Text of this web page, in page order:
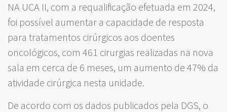
NA UCA II, com a requalificação efetuada em 2024,
foi possível aumentar a capacidade de resposta
para tratamentos cirúrgicos aos doentes
oncológicos, com 461 cirurgias realizadas na nova
sala em cerca de 6 meses, um aumento de 47% da
atividade cirúrgica nesta unidade.
De acordo com os dados publicados pela DGS, o